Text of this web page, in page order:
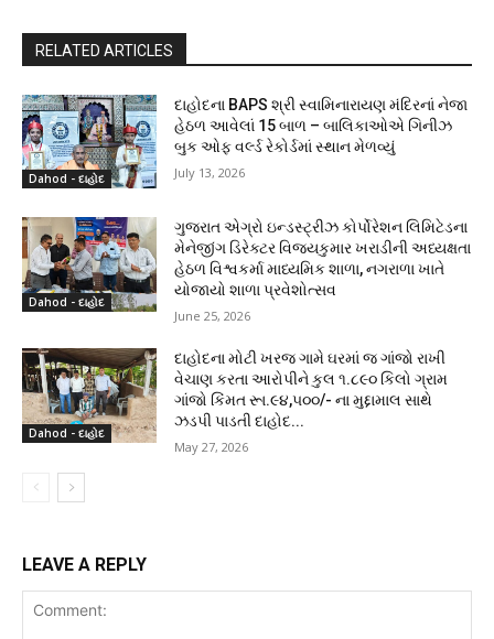
RELATED ARTICLES
Dahod - દાહોદ
દાહોદના BAPS શ્રી સ્વામિનારાયણ મંદિરનાં નેજા
હેઠળ આવેલાં 15 બાળ – બાલિકાઓએ ગિનીઝ
બુક ઓફ વર્લ્ડ રેકોર્ડમાં સ્થાન મેળવ્યું
July 13, 2026
Dahod - દાહોદ
ગુજરાત એગ્રો ઇન્ડસ્ટ્રીઝ કોર્પોરેશન લિમિટેડના
મેનેજીંગ ડિરેક્ટર વિજયકુમાર ખરાડીની અધ્યક્ષતા
હેઠળ વિશ્વકર્મા માધ્યમિક શાળા, નગરાળા ખાતે
યોજાયો શાળા પ્રવેશોત્સવ
June 25, 2026
Dahod - દાહોદ
દાહોદના મોટી ખરજ ગામે ઘરમાં જ ગાંજો રાખી
વેચાણ કરતા આરોપીને કુલ ૧.૮૯૦ કિલો ગ્રામ
ગાંજો કિંમત રૂા.૯૪,૫૦૦/- ના મુદ્દામાલ સાથે
ઝડપી પાડતી દાહોદ...
May 27, 2026
LEAVE A REPLY